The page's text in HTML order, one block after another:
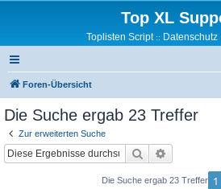
Top XL
Toplisten Script:: Datenschutz
Foren-Übersicht
Die Suche ergab 23 Treffer
Zur erweiterten Suche
Suche
Die Suche ergab 23 Treffer 1